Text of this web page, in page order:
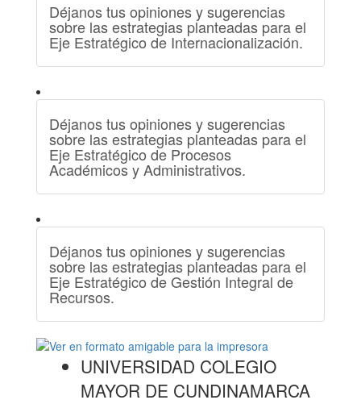
Déjanos tus opiniones y sugerencias
sobre las estrategias planteadas para el
Eje Estratégico de Internacionalización.
Déjanos tus opiniones y sugerencias
sobre las estrategias planteadas para el
Eje Estratégico de Procesos
Académicos y Administrativos.
Déjanos tus opiniones y sugerencias
sobre las estrategias planteadas para el
Eje Estratégico de Gestión Integral de
Recursos.
UNIVERSIDAD COLEGIO
MAYOR DE CUNDINAMARCA